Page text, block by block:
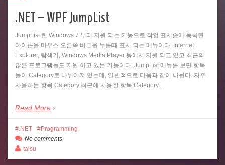
.NET – WPF JumpList
JumpList 란 Windows 7 부터 지원 되는 기능으로 작업 표시줄에 등록된
아이콘을 마우스 오른쪽 버튼을 누를때 표시 되는 메뉴이다. Internet
Explorer, 탐색기, Windows Media Player 등에서 지원 되고 있고 최근의
많은 프로그램들도 지원 하고 있는 기능이다. JumpList 메뉴를 보면 항목
들이 Category로 나뉘어져 있는데, 일반적으로 다음과 같이 나뉜다. 자주
사용하는 항목 Category 최근에 사용한 항목 Category…
Read More
.NET
Programming
No comments
talsu